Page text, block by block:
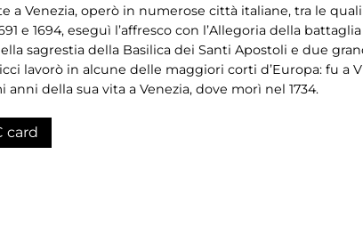
a Venezia, operò in numerose città italiane, tra le
e 1694, eseguì l’affresco con l’Allegoria della
sagrestia della Basilica dei Santi Apostoli e due
lavorò in alcune delle maggiori corti d’Europa: fu a
anni della sua vita a Venezia, dove morì nel 1734.
card